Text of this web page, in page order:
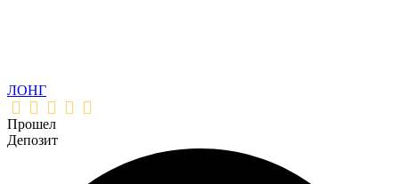
ЛОНГ
Прошел
Депозит